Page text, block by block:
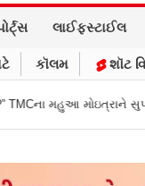
લાઈફસ્ટાઈલ
કૉલમ શૉટ
સુપ્રીમ કોર્ટનો ઝટકો